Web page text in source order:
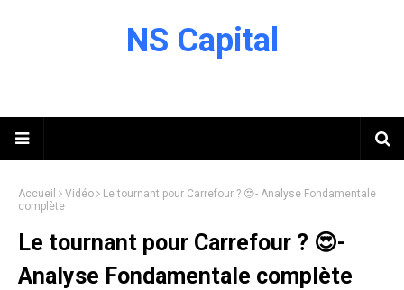
NS Capital
Accueil Vidéo
Le tournant pour Carrefour ? 😍- Analyse Fondamentale
complète
Le tournant pour Carrefour ? 😍-
Analyse Fondamentale complète